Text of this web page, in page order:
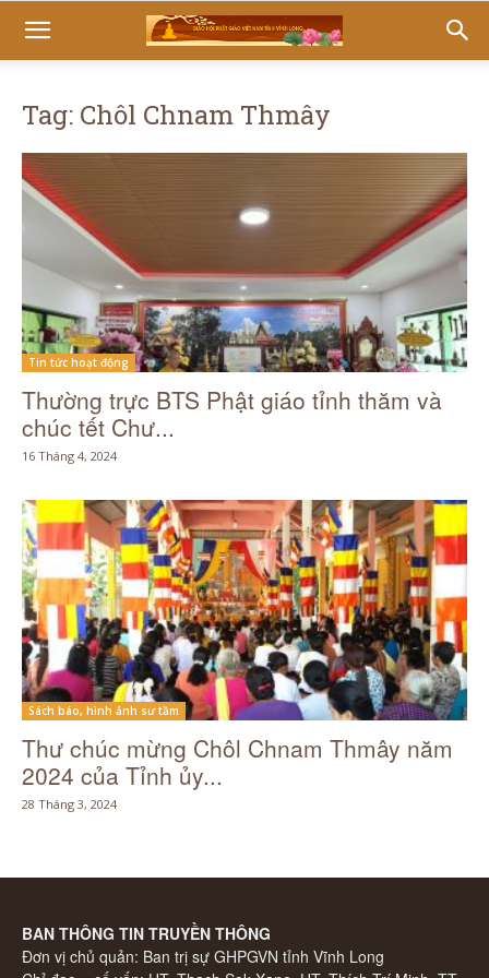
Tag: Chôl Chnam Thmây
Tin tức hoạt động
Thường trực BTS Phật giáo tỉnh thăm và
chúc tết Chư...
16 Tháng 4, 2024
Sách báo, hình ảnh sư tầm
Thư chúc mừng Chôl Chnam Thmây năm
2024 của Tỉnh ủy...
28 Tháng 3, 2024
BAN THÔNG TIN TRUYỀN THÔNG
Đơn vị chủ quản: Ban trị sự GHPGVN tỉnh Vĩnh Long